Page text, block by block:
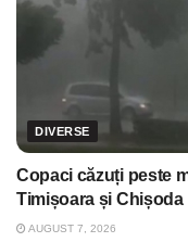
DIVERSE
Copaci căzuți peste
Timișoara și Chișoda
AUGUST 7, 2026